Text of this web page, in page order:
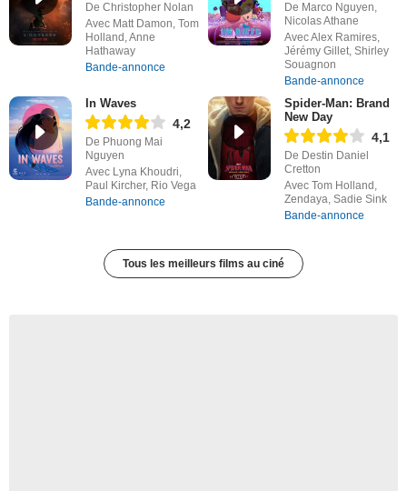
De Christopher Nolan
Avec Matt Damon, Tom
Holland, Anne
Hathaway
Bande-annonce
De Marco Nguyen,
Nicolas Athane
Avec Alex Ramires,
Jérémy Gillet, Shirley
Souagnon
Bande-annonce
In Waves
4,2
De Phuong Mai
Nguyen
Avec Lyna Khoudri,
Paul Kircher, Rio Vega
Bande-annonce
Spider-Man: Brand
New Day
4,1
De Destin Daniel
Cretton
Avec Tom Holland,
Zendaya, Sadie Sink
Bande-annonce
Tous les meilleurs films au ciné